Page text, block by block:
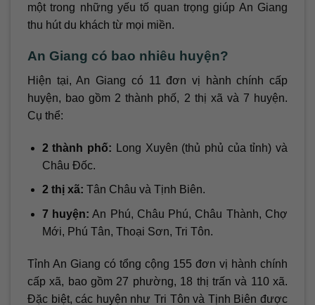
một trong những yếu tố quan trọng giúp An Giang
thu hút du khách từ mọi miền.
An Giang có bao nhiêu huyện?
Hiện tại, An Giang có 11 đơn vị hành chính cấp
huyện, bao gồm 2 thành phố, 2 thị xã và 7 huyện.
Cụ thể:
2 thành phố: Long Xuyên (thủ phủ của tỉnh) và
Châu Đốc.
2 thị xã: Tân Châu và Tịnh Biên.
7 huyện: An Phú, Châu Phú, Châu Thành, Chợ
Mới, Phú Tân, Thoại Sơn, Tri Tôn.
Tỉnh An Giang có tổng cộng 155 đơn vị hành chính
cấp xã, bao gồm 27 phường, 18 thị trấn và 110 xã.
Đặc biệt, các huyện như Tri Tôn và Tịnh Biên được